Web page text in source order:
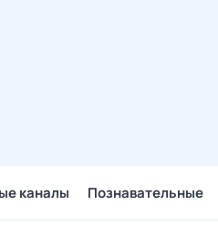
каналы Познавательные